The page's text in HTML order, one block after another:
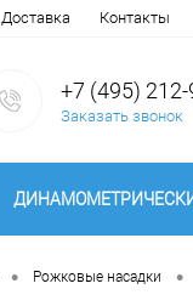
Доставка Контакты
+7 (495) 212-
Заказать звонок
ТЕСТЕРЫ
• Рожковые насадки •